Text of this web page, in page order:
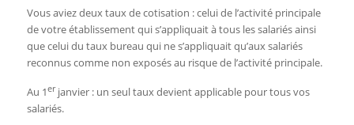
Vous aviez deux taux de cotisation : celui de l’activité principale
de votre établissement qui s’appliquait à tous les salariés ainsi
que celui du taux bureau qui ne s’appliquait qu’aux salariés
reconnus comme non exposés au risque de l’activité principale.
Au 1erjanvier : un seul taux devient applicable pour tous vos
salariés.